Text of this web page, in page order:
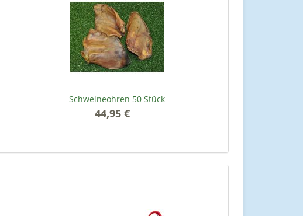
Schweineohren 50 Stück
44,95 €